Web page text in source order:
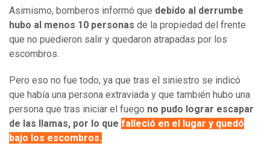
Asimismo, bomberos informó que debido al derrumbe
hubo al menos 10 personas de la propiedad del frente
que no puedieron salir y quedaron atrapadas por los
escombros.
Pero eso no fue todo, ya que tras el siniestro se indicó
que había una persona extraviada y que también hubo una
persona que tras iniciar el fuego no pudo lograr escapar
de las llamas, por lo que falleció en el lugar y quedó
bajo los escombros.